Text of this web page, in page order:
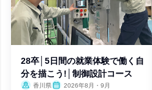
28卒│5日間の就業体験で働く自
分を描こう!│制御設計コース
香川県
2026年8月・9月